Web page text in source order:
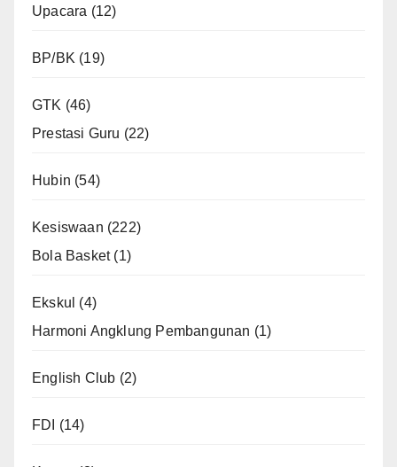
Upacara (12)
BP/BK (19)
GTK (46)
Prestasi Guru (22)
Hubin (54)
Kesiswaan (222)
Bola Basket(1)
Ekskul (4)
Harmoni Angklung Pembangunan (1)
English Club (2)
FDI (14)